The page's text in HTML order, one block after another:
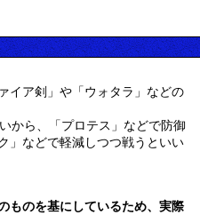
イア剣」や「ウォタラ」などの
から、「プロテス」などで防御
」などで軽減しつつ戦うといい
ものを基にしているため、実際